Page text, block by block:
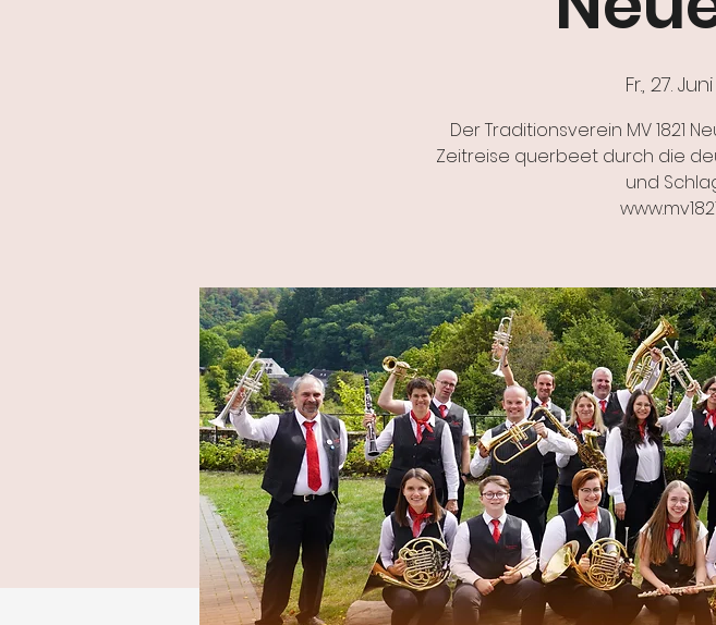
Fr., 27. Juni
Der Traditionsverein MV 1821
Zeitreise querbeet durch die
und